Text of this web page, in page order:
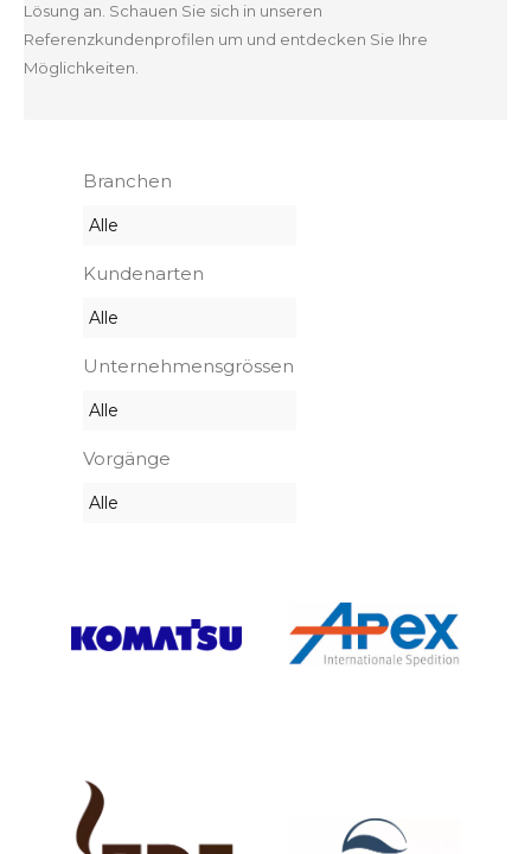
Lösung an. Schauen Sie sich in unseren
Referenzkundenprofilen um und entdecken Sie Ihre
Möglichkeiten.
Branchen
Kundenarten
Unternehmensgrössen
Vorgänge